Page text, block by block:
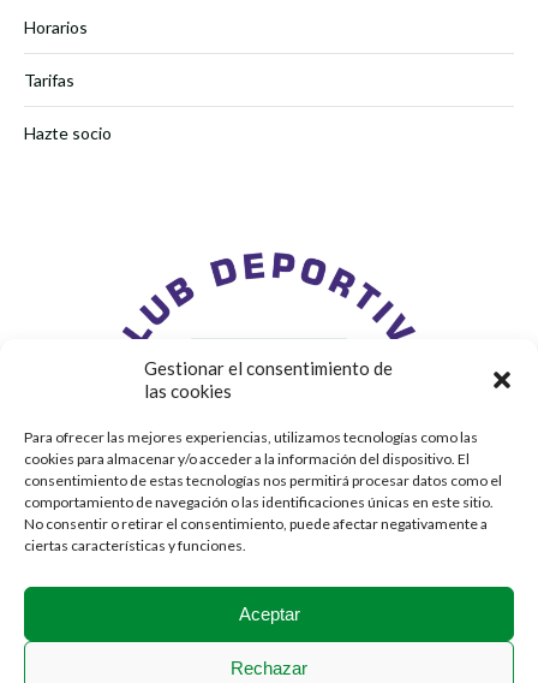
Gestionar el consentimiento de
las cookies
Para ofrecer las mejores experiencias, utilizamos tecnologías como las
cookies para almacenar y/o acceder a la información del dispositivo. El
consentimiento de estas tecnologías nos permitirá procesar datos como el
comportamiento de navegación o las identificaciones únicas en este sitio.
No consentir o retirar el consentimiento, puede afectar negativamente a
ciertas características y funciones.
Aceptar
Rechazar
Horarios
Tarifas
Hazte socio